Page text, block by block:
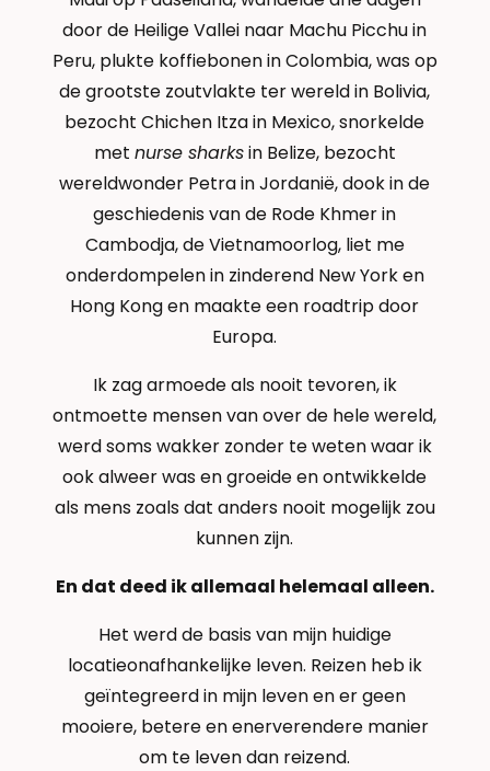
door de Heilige Vallei naar Machu Picchu in
Peru, plukte koffiebonen in Colombia, was op
de grootste zoutvlakte ter wereld in Bolivia,
bezocht Chichen Itza in Mexico, snorkelde
met nurse sharksin Belize, bezocht
wereldwonder Petra in Jordanië, dook in de
geschiedenis van de Rode Khmer in
Cambodja, de Vietnamoorlog, liet me
onderdompelen in zinderend New York en
Hong Kong en maakte een roadtrip door
Europa.
Ik zag armoede als nooit tevoren, ik
ontmoette mensen van over de hele wereld,
werd soms wakker zonder te weten waar ik
ook alweer was en groeide en ontwikkelde
als mens zoals dat anders nooit mogelijk zou
kunnen zijn.
En dat deed ik allemaal helemaal alleen.
Het werd de basis van mijn huidige
locatieonafhankelijke leven. Reizen heb ik
geïntegreerd in mijn leven en er geen
mooiere, betere en enerverendere manier
om te leven dan reizend.